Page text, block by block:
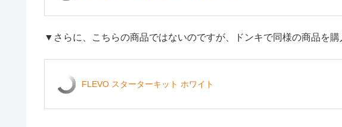
▼さらに、こちらの商品ではないのですが、ドンキで同様の商品を購
FLEVO スターターキット ホワイト